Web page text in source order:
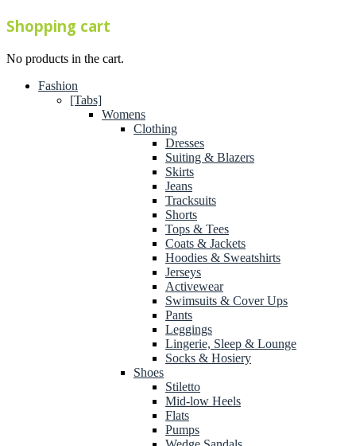
Shopping cart
No products in the cart.
Fashion
[Tabs]
Womens
Clothing
Dresses
Suiting & Blazers
Skirts
Jeans
Tracksuits
Shorts
Tops & Tees
Coats & Jackets
Hoodies & Sweatshirts
Jerseys
Activewear
Swimsuits & Cover Ups
Pants
Leggings
Lingerie, Sleep & Lounge
Socks & Hosiery
Shoes
Stiletto
Mid-low Heels
Flats
Pumps